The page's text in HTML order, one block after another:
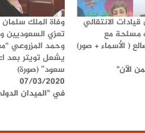
الانتقالي
مسلحة مع
( الأسماء + صور)
الآن"
وفاة الملك سلمان
تعزي السعوديين
وحمد المزروعي
يشعل تويتر بعد
سعود” (صورة)
07/03/2020
في "الميدان